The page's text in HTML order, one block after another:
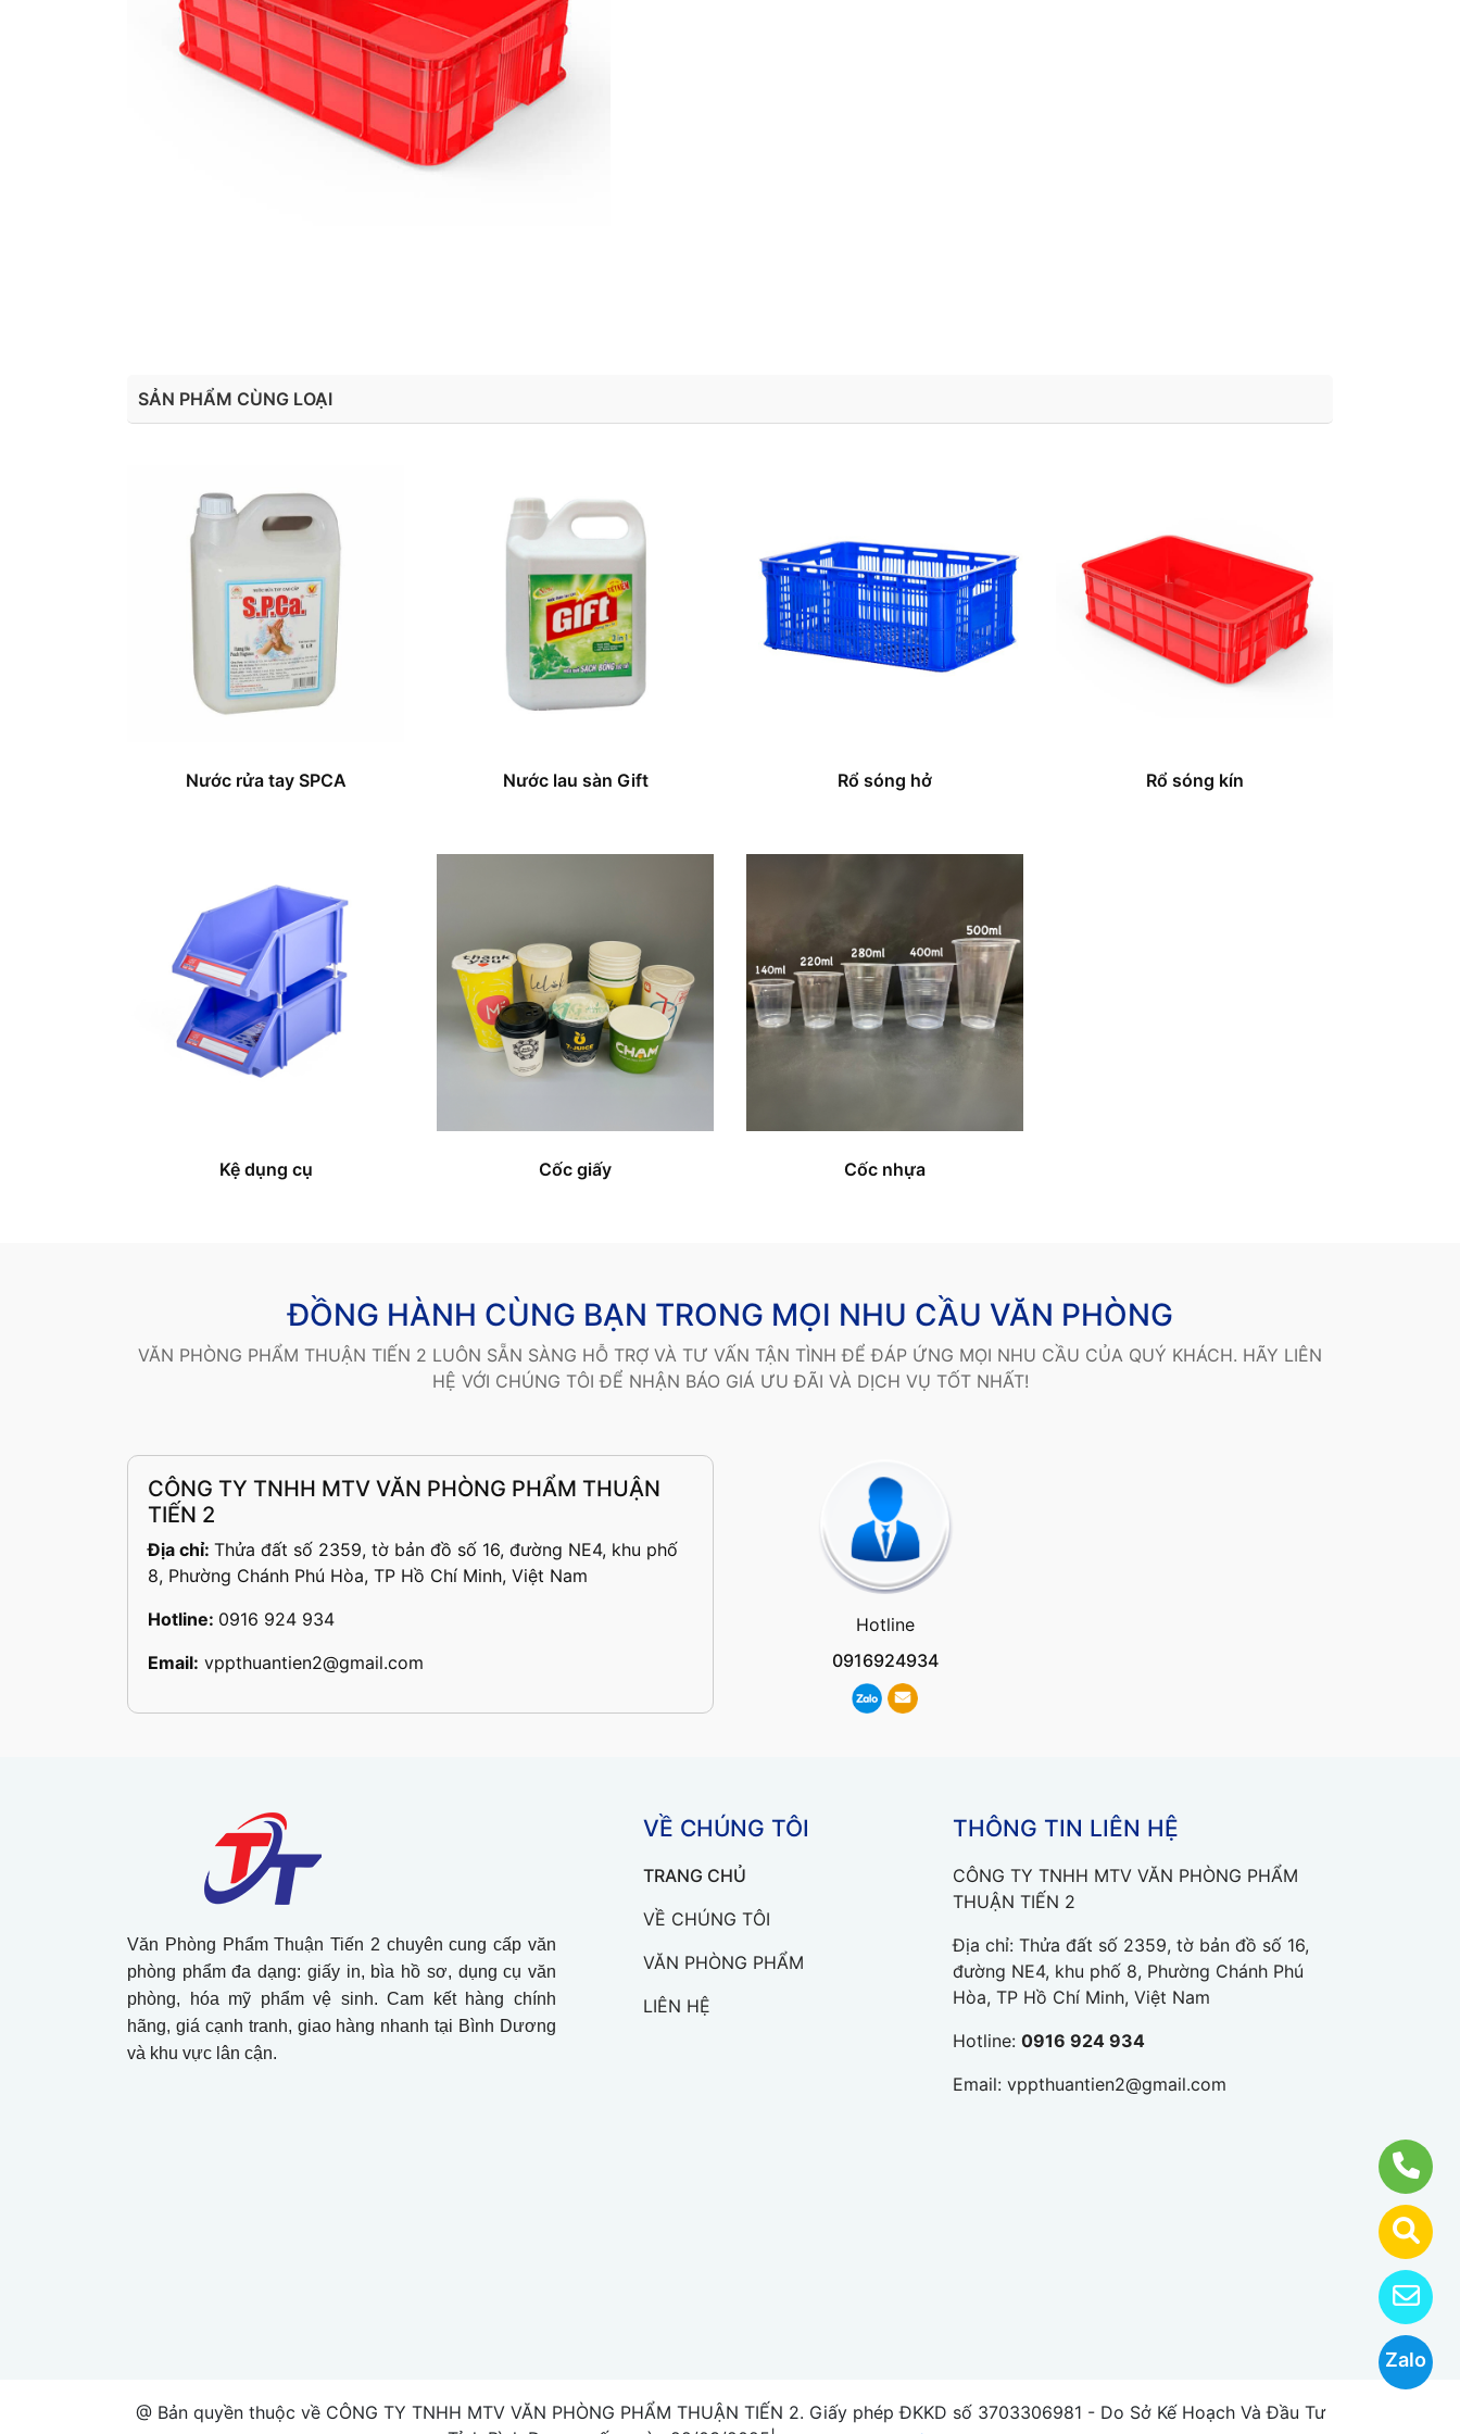
Zalo
SẢN PHẨM CÙNG LOẠI
Nước rửa tay SPCA Nước lau sàn Gift Rổ sóng hở Rổ sóng kín
Kệ dụng cụ Cốc giấy Cốc nhựa
ĐỒNG HÀNH CÙNG BẠN TRONG MỌI NHU CẦU VĂN PHÒNG
VĂN PHÒNG PHẨM THUẬN TIẾN 2 LUÔN SẴN SÀNG HỖ TRỢ VÀ TƯ VẤN TẬN TÌNH ĐỂ ĐÁP ỨNG MỌI NHU CẦU CỦA QUÝ KHÁCH. HÃY LIÊN
HỆ VỚI CHÚNG TÔI ĐỂ NHẬN BÁO GIÁ ƯU ĐÃI VÀ DỊCH VỤ TỐT NHẤT!
CÔNG TY TNHH MTV VĂN PHÒNG PHẨM THUẬN
TIẾN 2
Địa chỉ: Thửa đất số 2359, tờ bản đồ số 16, đường NE4, khu phố
8, Phường Chánh Phú Hòa, TP Hồ Chí Minh, Việt Nam
Hotline: 0916 924 934
Email: vppthuantien2@gmail.com
Hotline
0916924934
Văn Phòng Phẩm Thuận Tiến 2 chuyên cung cấp văn
phòng phẩm đa dạng: giấy in, bìa hồ sơ, dụng cụ văn
phòng, hóa mỹ phẩm vệ sinh. Cam kết hàng chính
hãng, giá cạnh tranh, giao hàng nhanh tại Bình Dương
và khu vực lân cận.
VỀ CHÚNG TÔI
TRANG CHỦ
VỀ CHÚNG TÔI
VĂN PHÒNG PHẨM
LIÊN HỆ
THÔNG TIN LIÊN HỆ
CÔNG TY TNHH MTV VĂN PHÒNG PHẨM
THUẬN TIẾN 2
Địa chỉ: Thửa đất số 2359, tờ bản đồ số 16,
đường NE4, khu phố 8, Phường Chánh Phú
Hòa, TP Hồ Chí Minh, Việt Nam
Hotline: 0916 924 934
Email: vppthuantien2@gmail.com
@ Bản quyền thuộc về CÔNG TY TNHH MTV VĂN PHÒNG PHẨM THUẬN TIẾN 2. Giấy phép ĐKKD số 3703306981 - Do Sở Kế Hoạch Và Đầu Tư